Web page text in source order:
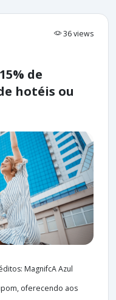
36 views
de
hotéis ou
MagnifcA Azul
oferecendo aos